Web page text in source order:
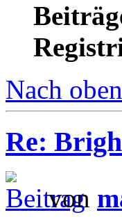
Nach oben
Re:
von